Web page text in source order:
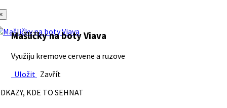
Mašličky na boty Viava
Využiju kremove cervene a ruzove
Uložit Zavřít
KDE TO SEHNAT